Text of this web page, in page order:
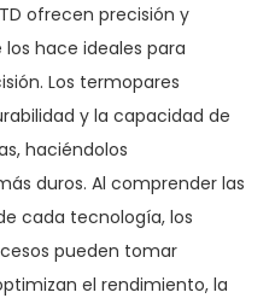
ofrecen precisión y
hace ideales para
Los termopares
y la capacidad de
haciéndolos
duros. Al comprender las
cada tecnología, los
pueden tomar
el rendimiento, la